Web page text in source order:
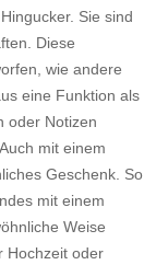
Sie sind
Diese
wie andere
eine Funktion als
oder Notizen
mit einem
Geschenk. So
mit einem
Weise
Hochzeit oder